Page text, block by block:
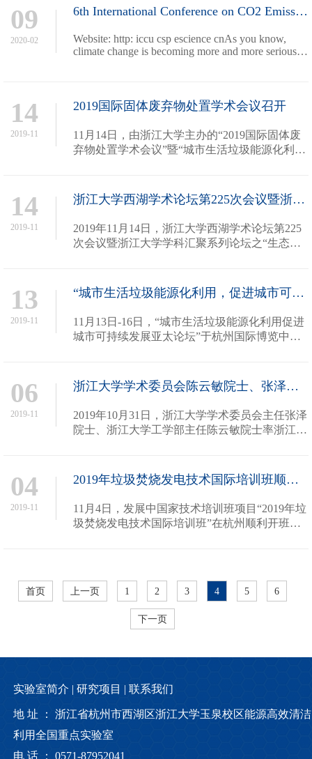
秀，成为全国同类型基地中获此...
09
2020-02
6th International Conference on CO2 Emission Control and Utilization (ICCU)
Website: http: iccu csp escience cnAs you know,
climate change is becoming more and more serious
co
14
2019-11
2019国际固体废弃物处置学术会议召开
11月14日，由浙江大学主办的“2019国际固体废
弃物处置学术会议”暨“城市生活垃圾能源化利用
建华作为会议和论坛主席在开...
14
2019-11
浙江大学西湖学术论坛第225次会议暨浙江大学学科汇聚系列论坛之“生态文明计划”—...
2019年11月14日，浙江大学西湖学术论坛第225
次会议暨浙江大学学科汇聚系列论坛之“生态文
江大学“生态文明计划”工作委...
13
2019-11
“城市生活垃圾能源化利用，促进城市可持续发展亚太论坛”召开
11月13日-16日，“城市生活垃圾能源化利用促进
城市可持续发展亚太论坛”于杭州国际博览中心
经济与法律的综合问题，本次论...
06
2019-11
浙江大学学术委员会陈云敏院士、张泽院士率课题组调研浙江大学青山湖能源研究基地
2019年10月31日，浙江大学学术委员会主任张泽
院士、浙江大学工学部主任陈云敏院士率浙江大
研。研究生院副院长、学科建设...
04
2019-11
2019年垃圾焚烧发电技术国际培训班顺利开班
11月4日，发展中国家技术培训班项目“2019年垃
圾焚烧发电技术国际培训班”在杭州顺利开班。
首页 上一页 1 2 3 4 5 6
下一页
实验室简介 | 研究项目 | 联系我们
地 址 ： 浙江省杭州市西湖区浙江大学玉泉校区能源高效清洁
利用全国重点实验室
电 话 ： 0571-87952041